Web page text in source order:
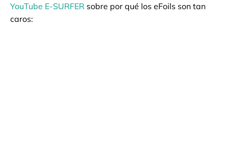
YouTube E-SURFER sobre por qué los eFoils son tan
caros: